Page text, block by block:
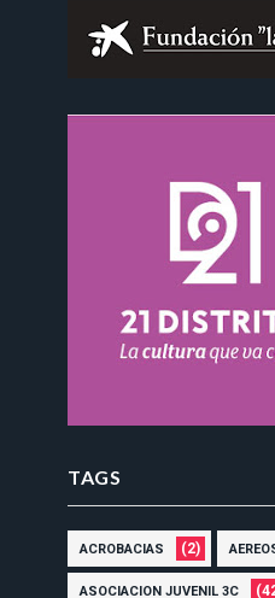
TAGS
ACROBACIAS (2)
ASOCIACION JUVENIL 3C